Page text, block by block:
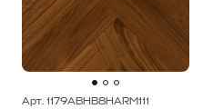
Арт. 1179ABHB8HARM111